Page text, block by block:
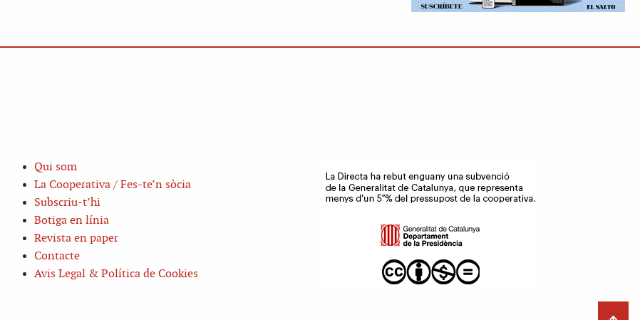
Qui som
La Cooperativa / Fes-te’n sòcia
Subscriu-t’hi
Botiga en línia
Revista en paper
Contacte
Avis Legal & Política de Cookies